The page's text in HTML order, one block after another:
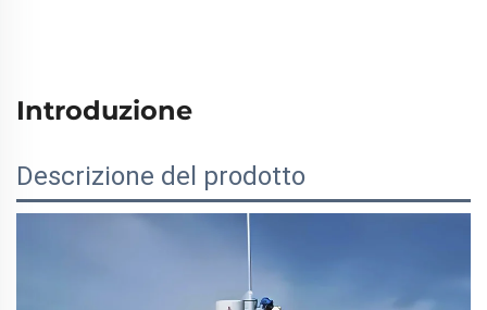
Introduzione
Descrizione del prodotto